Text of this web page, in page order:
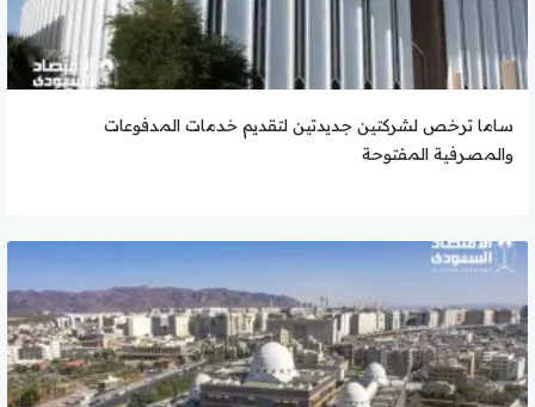
ساما ترخص لشركتين جديدتين لتقديم خدمات المدفوعات
والمصرفية المفتوحة